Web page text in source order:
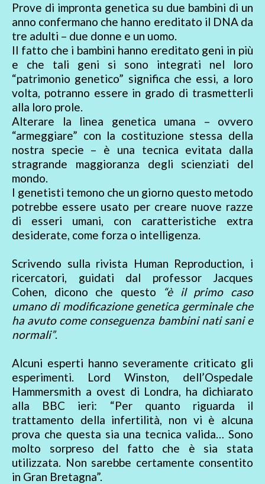
Prove di impronta genetica su due bambini di un
anno confermano che hanno ereditato il DNA da
tre adulti – due donne e un uomo.
Il fatto che i bambini hanno ereditato geni in più
e che tali geni si sono integrati nel loro
“patrimonio genetico” significa che essi, a loro
volta, potranno essere in grado di trasmetterli
alla loro prole.
Alterare la linea genetica umana – ovvero
“armeggiare” con la costituzione stessa della
nostra specie – è una tecnica evitata dalla
stragrande maggioranza degli scienziati del
mondo.
I genetisti temono che un giorno questo metodo
potrebbe essere usato per creare nuove razze
di esseri umani, con caratteristiche extra
desiderate, come forza o intelligenza.
Scrivendo sulla rivista Human Reproduction, i
ricercatori, guidati dal professor Jacques
Cohen, dicono che questo
“è il primo caso
umano di modificazione genetica germinale che
ha avuto come conseguenza bambini nati sani e
normali”.
Alcuni esperti hanno severamente criticato gli
esperimenti. Lord Winston, dell’Ospedale
Hammersmith a ovest di Londra, ha dichiarato
alla BBC ieri: “Per quanto riguarda il
trattamento della infertilità, non vi è alcuna
prova che questa sia una tecnica valida… Sono
molto sorpreso del fatto che è sia stata
utilizzata. Non sarebbe certamente consentito
in Gran Bretagna”.